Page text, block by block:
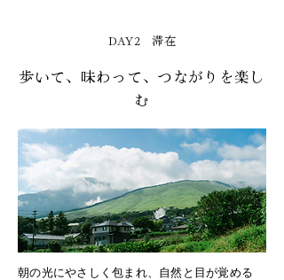
DAY2 滞在
歩いて、味わって、つながりを楽し
む
朝の光にやさしく包まれ、自然と目が覚める